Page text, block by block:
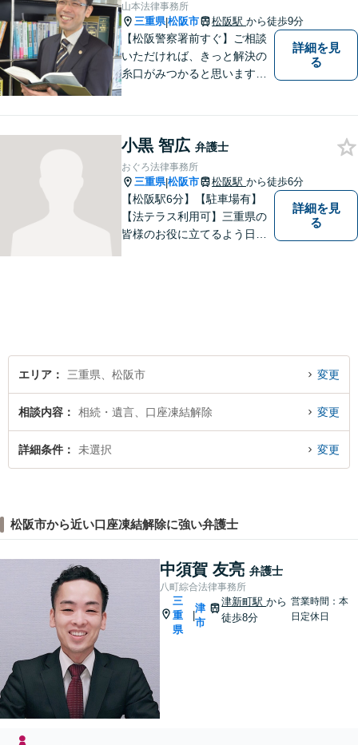
山本法律事務所
三重県|松阪市 松阪駅 から徒歩9分
【松阪警察署前すぐ】ご相談
いただければ、きっと解決の
糸口がみつかると思います。
詳細を見
る
小黒 智広 弁護士
おぐろ法律事務所
三重県|松阪市 松阪駅 から徒歩6分
【松阪駅6分】【駐車場有】
【法テラス利用可】三重県の
皆様のお役に立てるよう日々
詳細を見
る
エリア 三重県、松阪市 変更
相談内容 相続・遺言、口座凍結解除 変更
詳細条件 未選択 変更
松阪市から近い口座凍結解除に強い弁護士
中須賀 友亮 弁護士
八町綜合法律事務所
三
重
県
|
津
市
津新町駅から
徒歩8分
営業時間：本
日定休日